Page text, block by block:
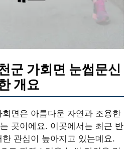
군 가회면 눈썹문신
개요
면은 아름다운 자연과 조용한
곳이에요. 이곳에서는 최근 반
관심이 높아지고 있는데요.